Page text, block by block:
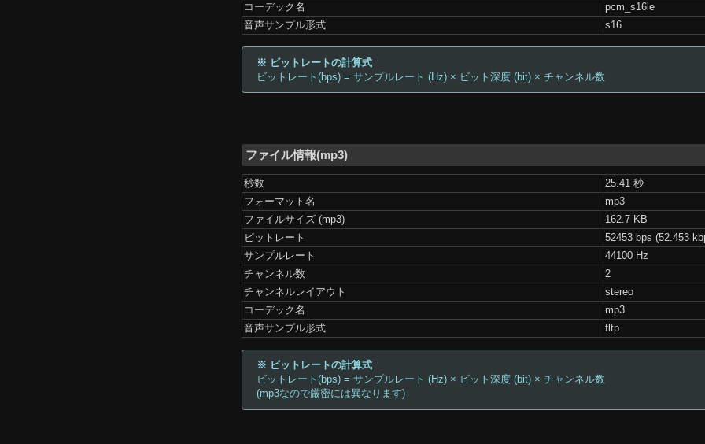
コーデック名
pcm_s16le
音声サンプル形式
s16
※ ビットレートの計算式
ビットレート(bps) = サンプルレート (Hz) × ビット深度 (bit) × チャンネル数
ファイル情報(mp3)
秒数
25.41 秒
フォーマット名
mp3
ファイルサイズ (mp3)
162.7 KB
ビットレート
52453 bps (52.453
サンプルレート
44100 Hz
チャンネル数
2
チャンネルレイアウト
stereo
コーデック名
mp3
音声サンプル形式
fltp
※ ビットレートの計算式
ビットレート(bps) = サンプルレート (Hz) × ビット深度 (bit) × チャンネル数
(mp3なので厳密には異なります)